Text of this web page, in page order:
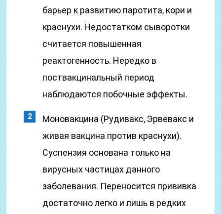
барьер к развитию паротита, кори и
краснухи. Недостатком сыворотки
считается повышенная
реактогенность. Нередко в
поствакцинальный период
наблюдаются побочные эффекты.
Моновакцина (Рудивакс, Эрвевакс и
живая вакцина против краснухи).
Суспензия основана только на
вирусных частицах данного
заболевания. Переносится прививка
достаточно легко и лишь в редких